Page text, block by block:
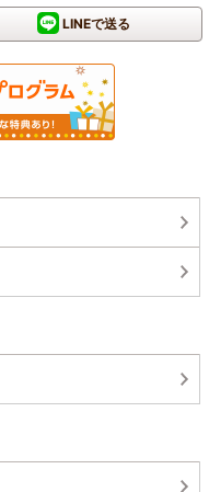
LINEで送る